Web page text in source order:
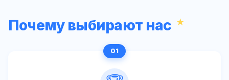
Почему выбирают нас